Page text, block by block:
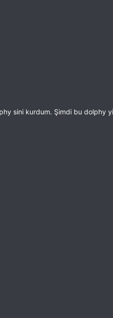
sini kurdum. Şimdi bu